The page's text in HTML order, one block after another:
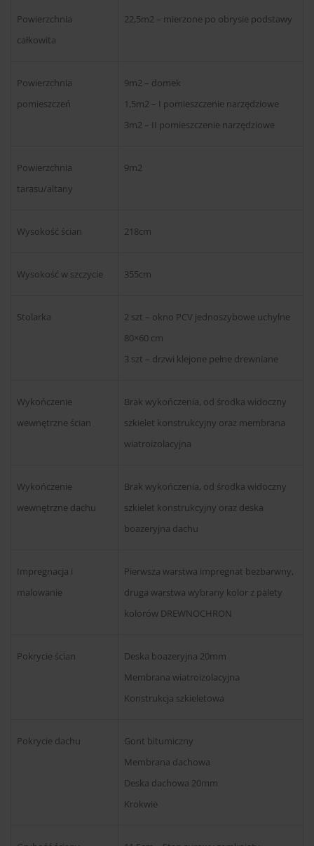
Powierzchnia
całkowita
22,5m2 – mierzone po obrysie podstawy
Powierzchnia
pomieszczeń
9m2 – domek
1,5m2 – I pomieszczenie narzędziowe
3m2 – II pomieszczenie narzędziowe
Powierzchnia
tarasu/altany
9m2
Wysokość ścian 218cm
Wysokość w szczycie 355cm
Stolarka
2 szt – okno PCV jednoszybowe uchylne
80×60 cm
3 szt – drzwi klejone pełne drewniane
Wykończenie
wewnętrzne ścian
Brak wykończenia, od środka widoczny
szkielet konstrukcyjny oraz membrana
wiatroizolacyjna
Wykończenie
wewnętrzne dachu
Brak wykończenia, od środka widoczny
szkielet konstrukcyjny oraz deska
boazeryjna dachu
Impregnacja i
malowanie
Pierwsza warstwa impregnat bezbarwny,
druga warstwa wybrany kolor z palety
kolorów DREWNOCHRON
Pokrycie ścian
Deska boazeryjna 20mm
Membrana wiatroizolacyjna
Konstrukcja szkieletowa
Pokrycie dachu
Gont bitumiczny
Membrana dachowa
Deska dachowa 20mm
Krokwie